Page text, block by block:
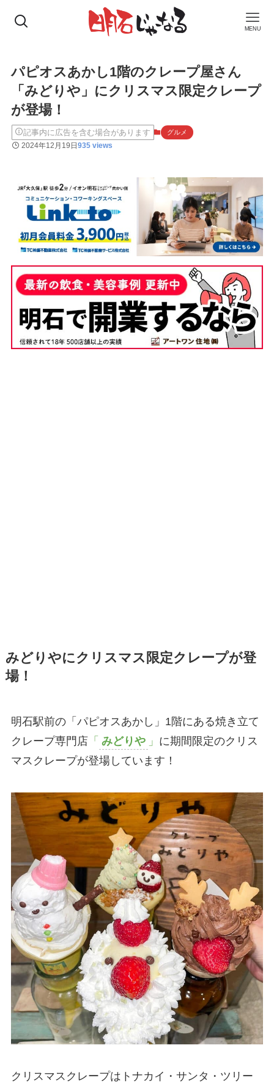
MENU
パピオスあかし1階のクレープ屋さん
「みどりや」にクリスマス限定クレープ
が登場！
記事内に広告を含む場合があります グルメ
2024年12月19日935 views
みどりやにクリスマス限定クレープが登
場！
明石駅前の「パピオスあかし」1階にある焼き立て
クレープ専門店「 みどりや 」 に期間限定のクリス
マスクレープが登場しています！
クリスマスクレープはトナカイ・サンタ・ツリー